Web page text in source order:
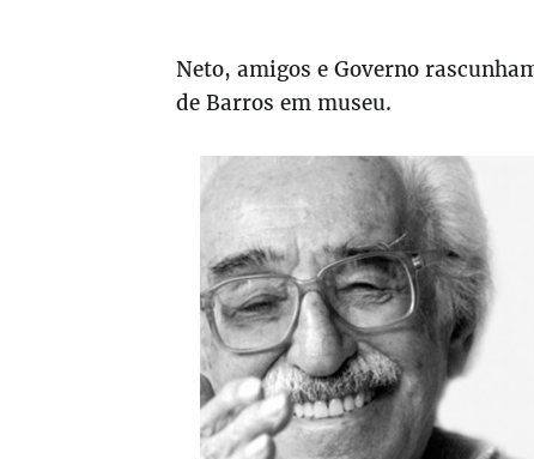
Neto, amigos e Governo
de Barros em museu.